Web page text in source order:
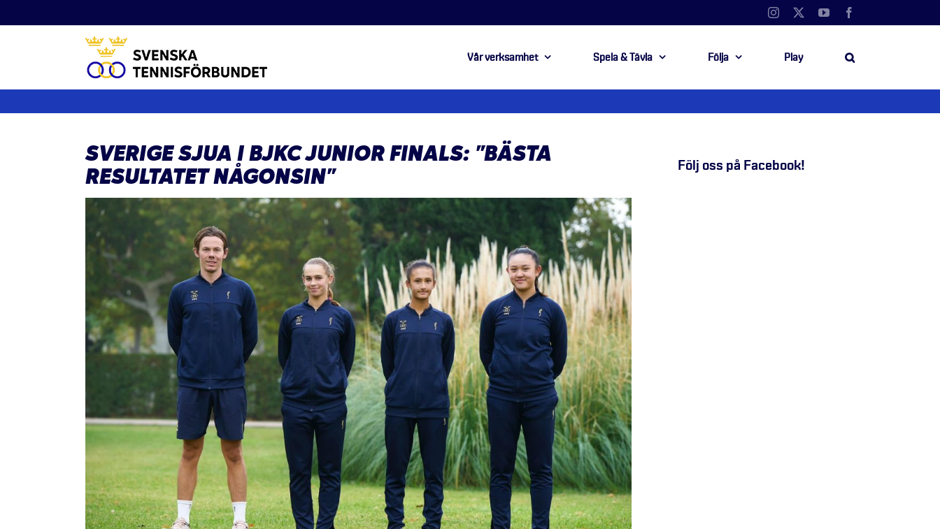
till
Instagram YouTube
Vår verksamhet Spela & Tävla Följa Play
SVERIGE SJUA I BJKC JUNIOR FINALS: ”BÄSTA
RESULTATET NÅGONSIN” Följ oss på Facebook!